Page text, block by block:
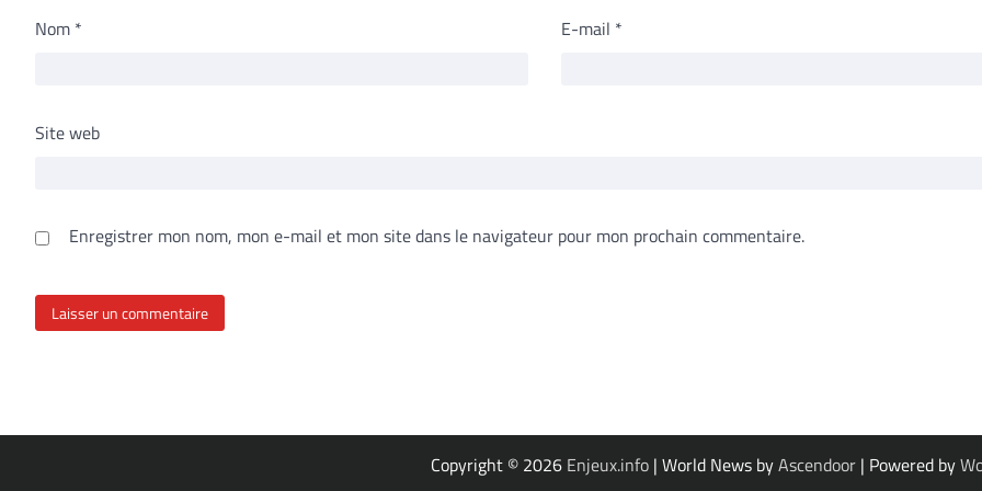
Nom * E-mail *
Site web
Enregistrer mon nom, mon e-mail et mon site dans le navigateur pour mon prochain commentaire.
Copyright © 2026 Enjeux.info| World News byAscendoor| Powered by